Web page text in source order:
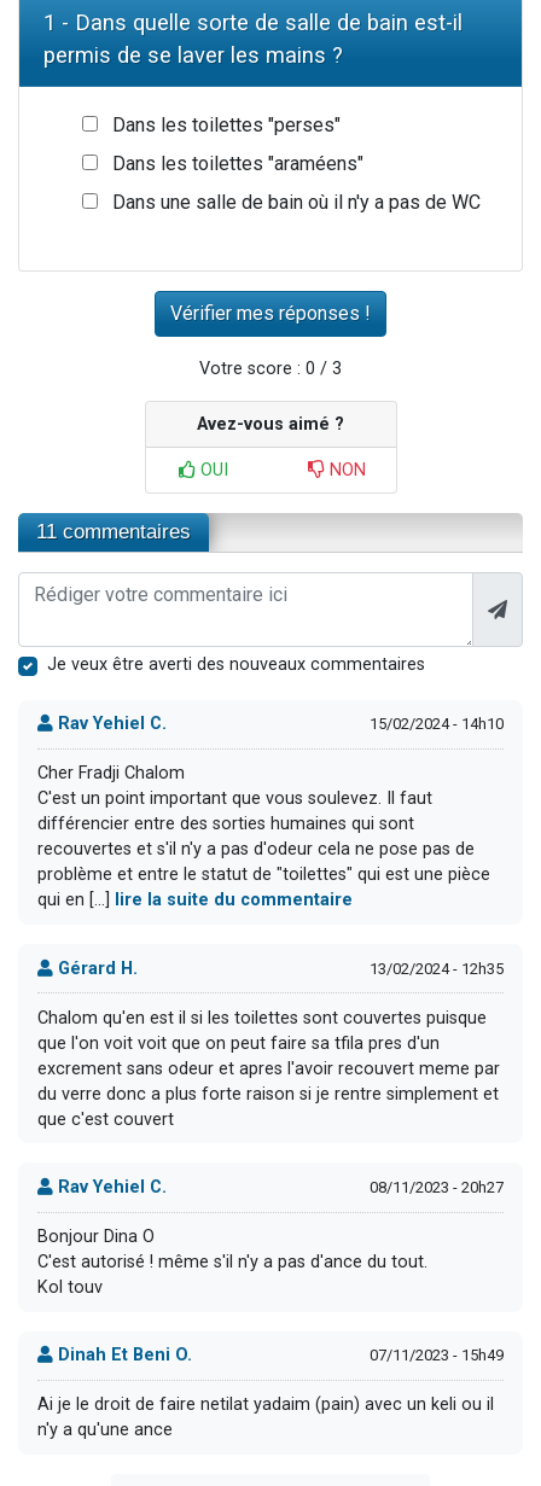
1 - Dans quelle sorte de salle de bain est-il
permis de se laver les mains ?
Dans les toilettes "perses"
Dans les toilettes "araméens"
Dans une salle de bain où il n'y a pas de WC
Votre score : 0 / 3
Avez-vous aimé ?
OUI NON
11 commentaires
Je veux être averti des nouveaux commentaires
Rav Yehiel C. 15/02/2024 - 14h10
Cher Fradji Chalom
C'est un point important que vous soulevez. Il faut
différencier entre des sorties humaines qui sont
recouvertes et s'il n'y a pas d'odeur cela ne pose pas de
problème et entre le statut de "toilettes" qui est une pièce
qui en [...]
lire la suite du commentaire
Gérard H. 13/02/2024 - 12h35
Chalom qu'en est il si les toilettes sont couvertes puisque
que l'on voit voit que on peut faire sa tfila pres d'un
excrement sans odeur et apres l'avoir recouvert meme par
du verre donc a plus forte raison si je rentre simplement et
que c'est couvert
Rav Yehiel C. 08/11/2023 - 20h27
Bonjour Dina O
C'est autorisé ! même s'il n'y a pas d'ance du tout.
Kol touv
Dinah Et Beni O. 07/11/2023 - 15h49
Ai je le droit de faire netilat yadaim (pain) avec un keli ou il
n'y a qu'une ance